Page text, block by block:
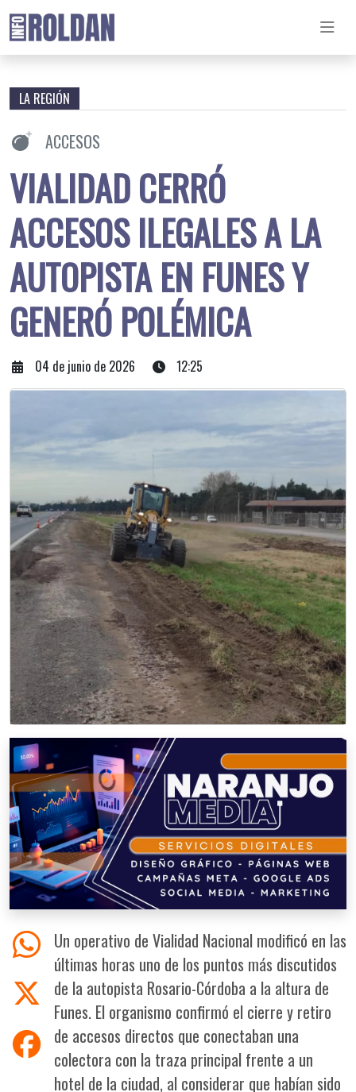
LA REGIÓN
ACCESOS
VIALIDAD CERRÓ
ACCESOS ILEGALES A LA
AUTOPISTA EN FUNES Y
GENERÓ POLÉMICA
04 de junio de 2026 12:25
Un operativo de Vialidad Nacional modificó en las
últimas horas uno de los puntos más discutidos
de la autopista Rosario-Córdoba a la altura de
Funes. El organismo confirmó el cierre y retiro
de accesos directos que conectaban una
colectora con la traza principal frente a un
hotel de la ciudad, al considerar que habían sido